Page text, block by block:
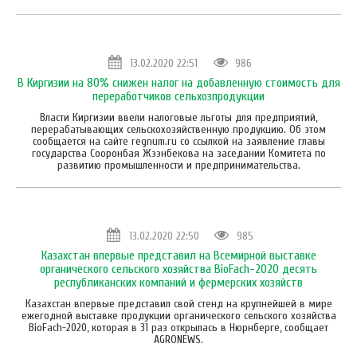
13.02.2020 22:51 986
В Киргизии на 80% снижен налог на добавленную стоимость для
переработчиков сельхозпродукции
Власти Киргизии ввели налоговые льготы для предприятий,
перерабатывающих сельскохозяйственную продукцию. Об этом
сообщается на сайте regnum.ru со ссылкой на заявление главы
государства Сооронбая Жээнбекова на заседании Комитета по
развитию промышленности и предпринимательства.
13.02.2020 22:50 985
Казахстан впервые представил на Всемирной выставке
органического сельского хозяйства BioFach-2020 десять
республиканских компаний и фермерских хозяйств
Казахстан впервые представил свой стенд на крупнейшей в мире
ежегодной выставке продукции органического сельского хозяйства
BioFach-2020, которая в 31 раз открылась в Нюрнберге, сообщает
AGRONEWS.